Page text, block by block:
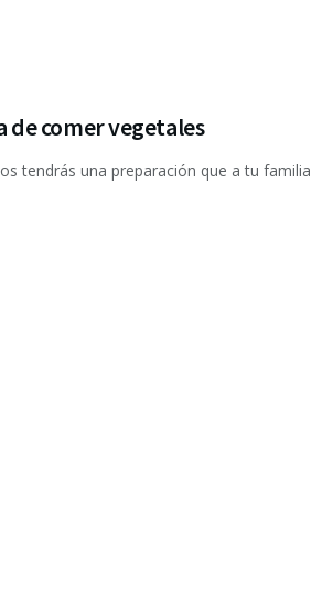
de comer vegetales
tendrás una preparación que a tu familia